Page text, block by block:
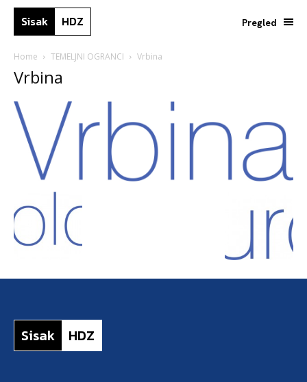
Sisak HDZ Pregled
Home TEMELJNI OGRANCI Vrbina
Vrbina
Sisak HDZ